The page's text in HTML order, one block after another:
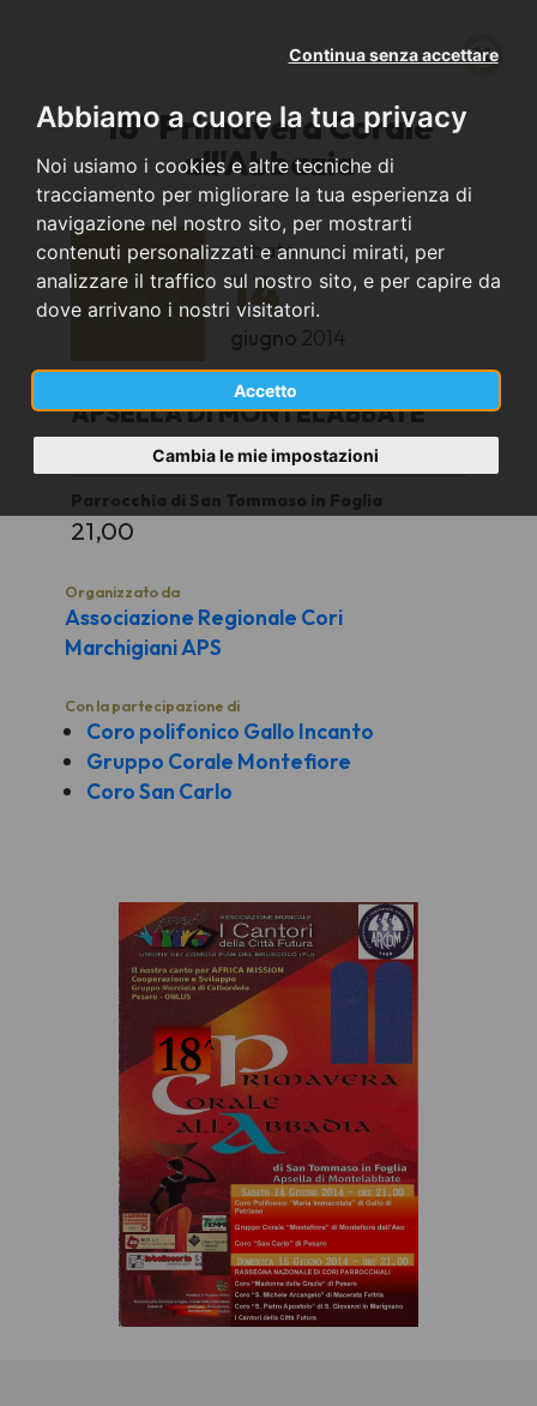
Abbiamo a cuore la tua privacy
Noi usiamo i cookies e altre tecniche di
tracciamento per migliorare la tua esperienza di
navigazione nel nostro sito, per mostrarti
contenuti personalizzati e annunci mirati, per
analizzare il traffico sul nostro sito, e per capire da
dove arrivano i nostri visitatori.
Accetto
Continua senza accettare
Cambia le mie impostazioni
18ª Primavera Corale
all'Abbazia
sabato
14
giugno 2014
APSELLA DI MONTELABBATE
Parrocchia di San Tommaso in Foglia
21,00
Organizzato da
Associazione Regionale Cori
Marchigiani APS
Con la partecipazione di
Coro polifonico Gallo Incanto
Gruppo Corale Montefiore
Coro San Carlo